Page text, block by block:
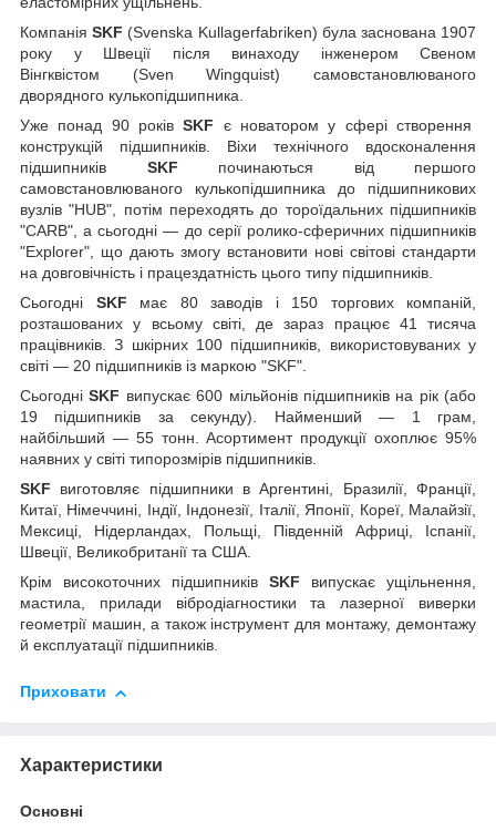
КомпаніяSKF (Svenska Kullagerfabriken) була заснована 1907
року у Швеції після винаходу інженером Свеном
Вінгквістом (Sven Wingquist) самовстановлюваного
дворядного кулькопідшипника.
Уже понад 90 роківSKF є новатором у сфері створення
конструкцій підшипників. Віхи технічного вдосконалення
підшипників SKF починаються від першого
самовстановлюваного кулькопідшипника до підшипникових
вузлів "HUB", потім переходять до тороїдальних підшипників
"CARB", a сьогодні — до серії ролико-сферичних підшипників
"Explorer", що дають змогу встановити нові світові стандарти
на довговічність і працездатність цього типу підшипників.
Сьогодні SKF має 80 заводів і 150 торгових компаній,
розташованих у всьому світі, де зараз працює 41 тисяча
працівників. З шкірних 100 підшипників, використовуваних у
світі — 20 підшипників із маркою "SKF".
СьогодніSKF випускає 600 мільйонів підшипників на рік (або
19 підшипників за секунду). Найменший — 1 грам,
найбільший — 55 тонн. Асортимент продукції охоплює 95%
наявних у світі типорозмірів підшипників.
SKF виготовляє підшипники в Аргентині, Бразилії, Франції,
Китаї, Німеччині, Індії, Індонезії, Італії, Японії, Кореї, Малайзії,
Мексиці, Нідерландах, Польщі, Південній Африці, Іспанії,
Швеції, Великобританії та США.
Крім високоточних підшипників SKF випускає ущільнення,
мастила, прилади вібродіагностики та лазерної виверки
геометрії машин, а також інструмент для монтажу, демонтажу
й експлуатації підшипників.
Приховати
Характеристики
Основні